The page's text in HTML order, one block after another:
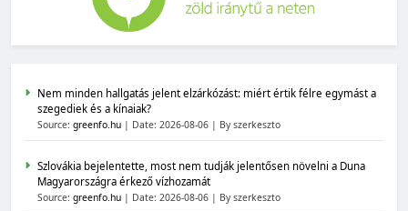
Nem minden hallgatás jelent elzárkózást: miért értik félre egymást a
szegediek és a kínaiak?
Source: greenfo.hu Date: 2026-08-06 By szerkeszto
Szlovákia bejelentette, most nem tudják jelentősen növelni a Duna
Magyarországra érkező vízhozamát
Source: greenfo.hu Date: 2026-08-06 By szerkeszto